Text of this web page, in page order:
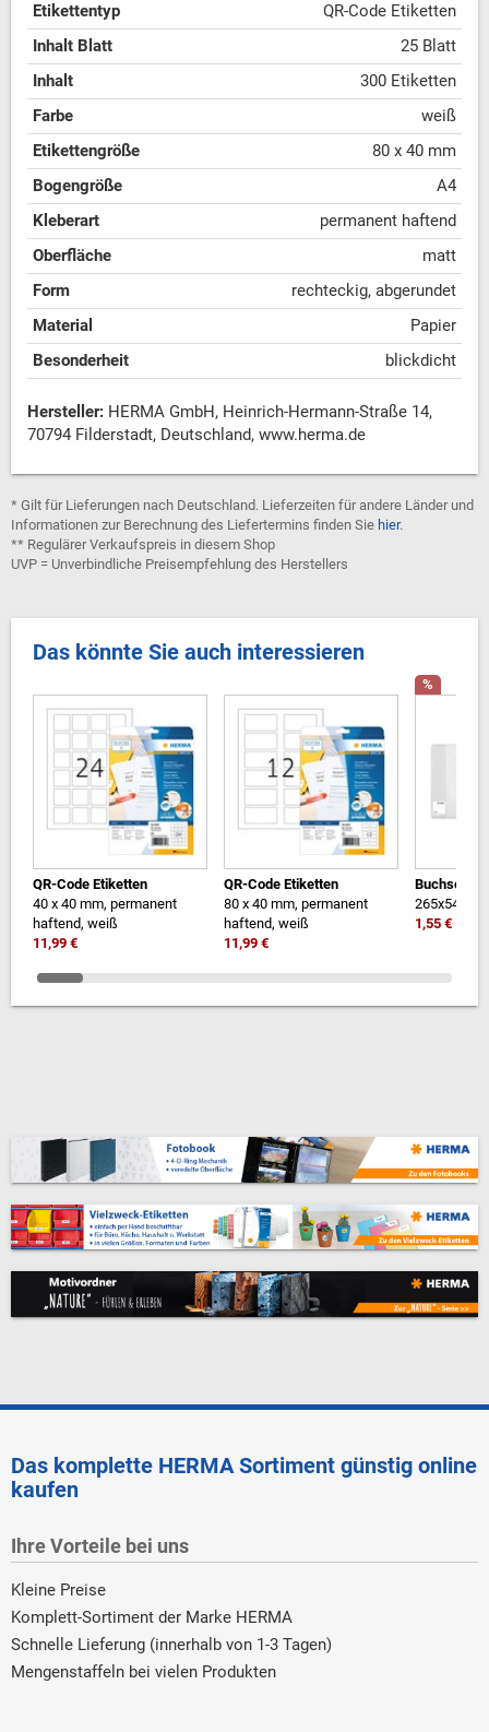
Etikettentyp
QR-Code Etiketten
Inhalt Blatt
25 Blatt
Inhalt
300 Etiketten
Farbe
weiß
Etikettengröße
80 x 40 mm
Bogengröße
A4
Kleberart
permanent haftend
Oberfläche
matt
Form
rechteckig, abgerundet
Material
Papier
Besonderheit
blickdicht
Hersteller: HERMA GmbH, Heinrich-Hermann-Straße 14,
70794 Filderstadt, Deutschland, www.herma.de
* Gilt für Lieferungen nach Deutschland. Lieferzeiten für andere Länder und
Informationen zur Berechnung des Liefertermins finden Sie hier.
** Regulärer Verkaufspreis in diesem Shop
UVP = Unverbindliche Preisempfehlung des Herstellers
Das könnte Sie auch interessieren
QR-Code Etiketten
40 x 40 mm, permanent
haftend, weiß
11,99 €
QR-Code Etiketten
80 x 40 mm, permanent
haftend, weiß
11,99 €
%
265x540
1,55 €
Das komplette HERMA Sortiment günstig online
kaufen
Ihre Vorteile bei uns
Kleine Preise
Komplett-Sortiment der Marke HERMA
Schnelle Lieferung (innerhalb von 1-3 Tagen)
Mengenstaffeln bei vielen Produkten